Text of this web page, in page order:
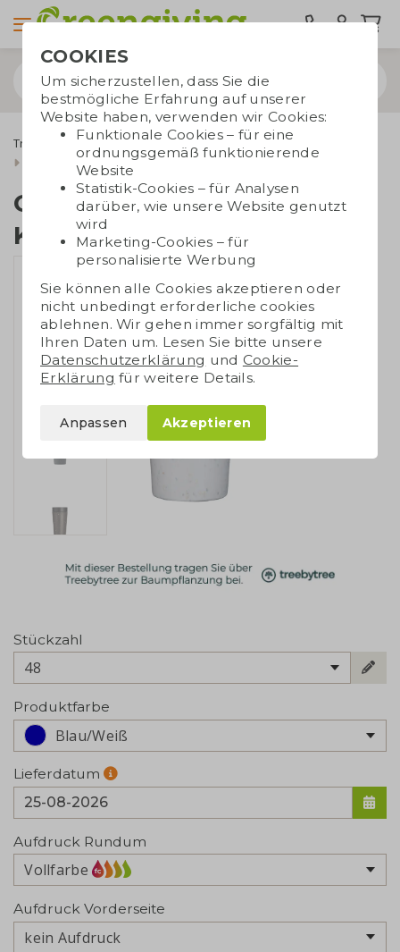
Trinkwaren
Kaffeebecher to go
Circular&Co Kaffeebecher 340 ml
Circular&Co
Kaffeebecher 340 ml
Stückzahl
48
Produktfarbe
Blau/Weiß
Lieferdatum
Aufdruck Rundum
Vollfarbe
Aufdruck Vorderseite
kein Aufdruck
COOKIES
Um sicherzustellen, dass Sie die
bestmögliche Erfahrung auf unserer
Website haben, verwenden wir Cookies:
Funktionale Cookies – für eine
ordnungsgemäß funktionierende
Website
Statistik-Cookies – für Analysen
darüber, wie unsere Website genutzt
wird
Marketing-Cookies – für
personalisierte Werbung
Sie können alle Cookies akzeptieren oder
nicht unbedingt erforderliche cookies
ablehnen. Wir gehen immer sorgfältig mit
Ihren Daten um. Lesen Sie bitte unsere
Datenschutzerklärung und Cookie-
Erklärung für weitere Details.
Anpassen Akzeptieren